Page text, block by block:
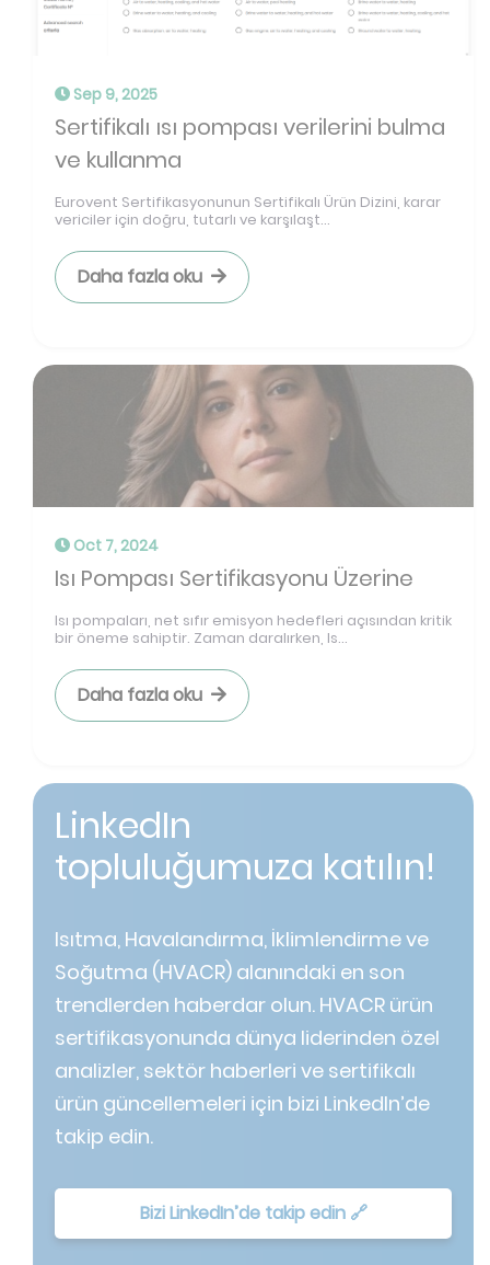
Sep 9, 2025
Sertifikalı ısı pompası verilerini bulma
ve kullanma
Eurovent Sertifikasyonunun Sertifikalı Ürün Dizini, karar
vericiler için doğru, tutarlı ve karşılaşt...
Daha fazla oku
Oct 7, 2024
Isı Pompası Sertifikasyonu Üzerine
Isı pompaları, net sıfır emisyon hedefleri açısından kritik
bir öneme sahiptir. Zaman daralırken, Is...
Daha fazla oku
LinkedIn
topluluğumuza katılın!
Isıtma, Havalandırma, İklimlendirme ve
Soğutma (HVACR) alanındaki en son
trendlerden haberdar olun. HVACR ürün
sertifikasyonunda dünya liderinden özel
analizler, sektör haberleri ve sertifikalı
ürün güncellemeleri için bizi LinkedIn’de
takip edin.
Bizi LinkedIn’de takip edin 🔗